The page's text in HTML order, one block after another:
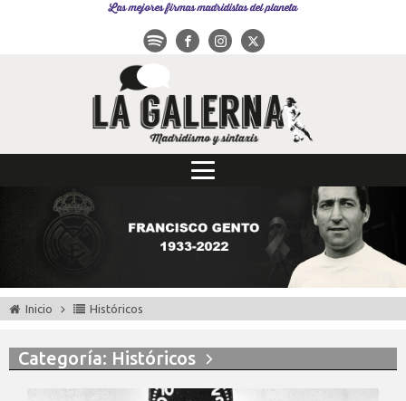
Las mejores firmas madridistas del planeta
Inicio Históricos
Categoría: Históricos